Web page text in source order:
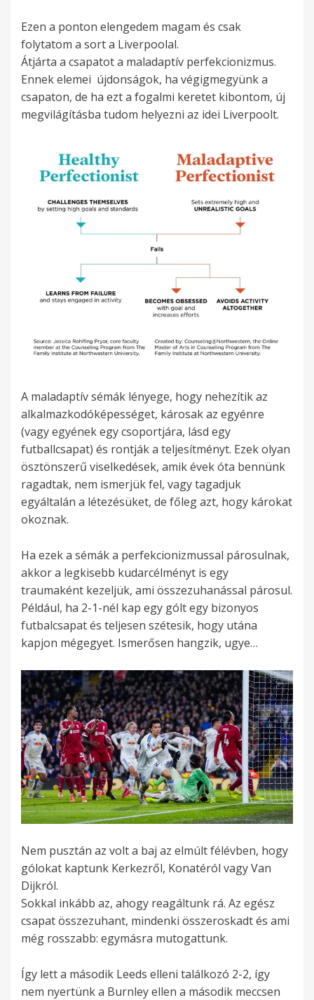
Ezen a ponton elengedem magam és csak
folytatom a sort a Liverpoolal.
Átjárta a csapatot a maladaptív perfekcionizmus.
Ennek elemei újdonságok, ha végigmegyünk a
csapaton, de ha ezt a fogalmi keretet kibontom, új
megvilágításba tudom helyezni az idei Liverpoolt.
A maladaptív sémák lényege, hogy nehezítik az
alkalmazkodóképességet, károsak az egyénre
(vagy egyének egy csoportjára, lásd egy
futballcsapat) és rontják a teljesítményt. Ezek olyan
ösztönszerű viselkedések, amik évek óta bennünk
ragadtak, nem ismerjük fel, vagy tagadjuk
egyáltalán a létezésüket, de főleg azt, hogy károkat
okoznak.
Ha ezek a sémák a perfekcionizmussal párosulnak,
akkor a legkisebb kudarcélményt is egy
traumaként kezeljük, ami összezuhanással párosul.
Például, ha 2-1-nél kap egy gólt egy bizonyos
futbalcsapat és teljesen szétesik, hogy utána
kapjon mégegyet. Ismerősen hangzik, ugye…
Nem pusztán az volt a baj az elmúlt félévben, hogy
gólokat kaptunk Kerkezről, Konatéról vagy Van
Dijkról.
Sokkal inkább az, ahogy reagáltunk rá. Az egész
csapat összezuhant, mindenki összeroskadt és ami
még rosszabb: egymásra mutogattunk.
Így lett a második Leeds elleni találkozó 2-2, így
nem nyertünk a Burnley ellen a második meccsen